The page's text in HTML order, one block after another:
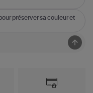
préserver sa couleur et